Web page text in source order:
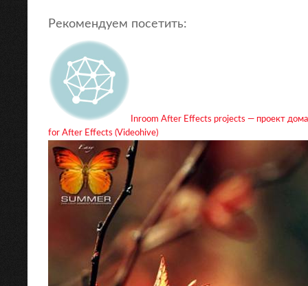
Рекомендуем посетить:
Inroom After Effects projects — проект
for After Effects (Videohive)